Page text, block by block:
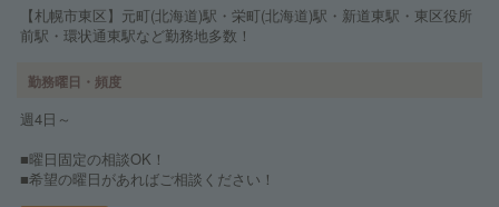
【札幌市東区】元町(北海道)駅・栄町(北海道)駅・新道東駅・東区役所
前駅・環状通東駅など勤務地多数！
勤務曜日・頻度
週4日～
■曜日固定の相談OK！
■希望の曜日があればご相談ください！